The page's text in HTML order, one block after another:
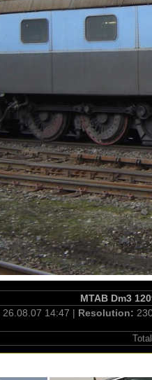
MTAB Dm3
26.08.07 14:47 | Resolution: